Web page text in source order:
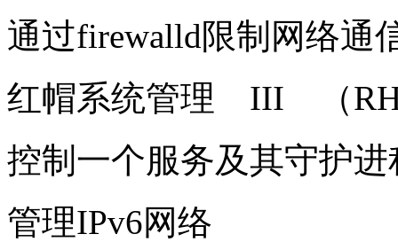
通过firewalld限制网络通
红帽系统管理 III （
控制一个服务及其守护进
管理IPv6网络